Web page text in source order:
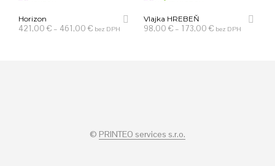
Horizon
421,00 € – 461,00 € bez DPH
Vlajka HREBEŇ
98,00 € – 173,00 € bez DPH
© PRINTEO services s.r.o.